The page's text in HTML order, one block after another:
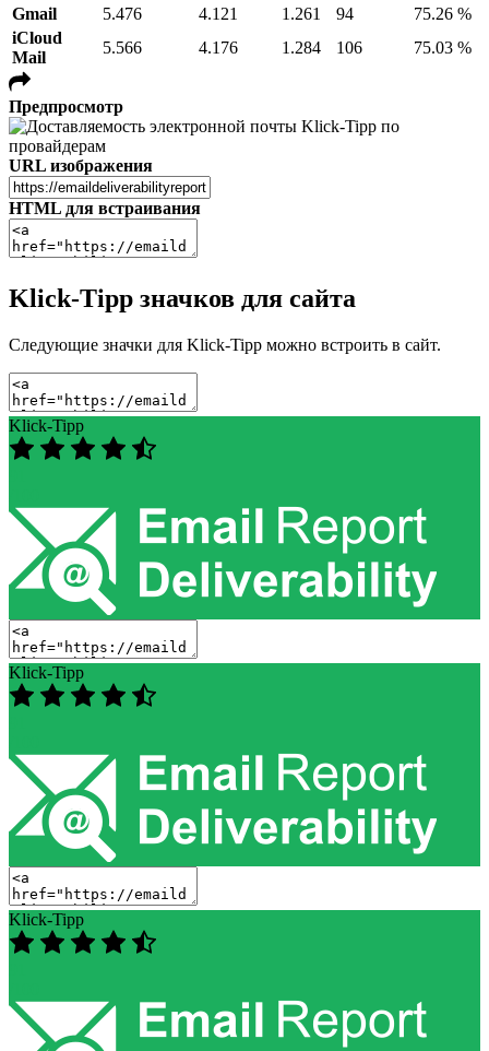
Gmail
5.476 4.121 1.261 94
75.26 %
iCloud
Mail
5.566 4.176 1.284 106 75.03 %
Предпросмотр
URL изображения
HTML для встраивания
Klick-Tipp значков для сайта
Следующие значки для Klick-Tipp можно встроить в сайт.
Klick-Tipp
Klick-Tipp
Klick-Tipp